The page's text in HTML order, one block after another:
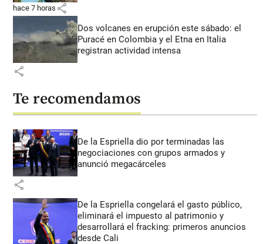
hace 7 horas share
Dos volcanes en erupción este sábado: el
Puracé en Colombia y el Etna en Italia
registran actividad intensa
share
Te recomendamos
De la Espriella dio por terminadas las
negociaciones con grupos armados y
anunció megacárceles
share
De la Espriella congelará el gasto público,
eliminará el impuesto al patrimonio y
desarrollará el fracking: primeros anuncios
desde Cali